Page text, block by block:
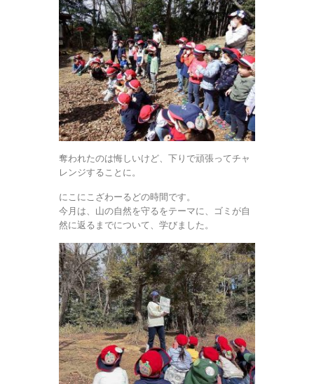
奪われたのは悔しいけど、下りで頑張ってチャ
レンジすることに。
にこにこざわーるどの時間です。
今月は、山の自然を守るをテーマに、ゴミが自
然に返るまでについて、学びました。